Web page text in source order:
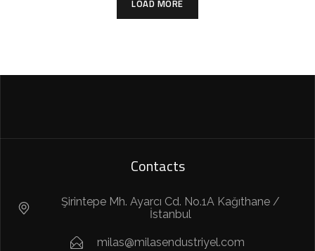
LOAD MORE
Contacts
Şirintepe Mh. Ayarcı Cd. No.1A Kağıthane /
İstanbul
milas@milasendustriyel.com